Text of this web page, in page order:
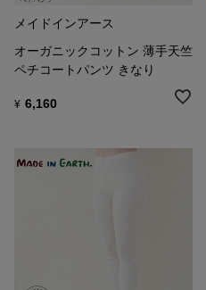
メイドインアース
オーガニックコットン 薄手天竺
ペチコートパンツ きなり
¥ 6,160